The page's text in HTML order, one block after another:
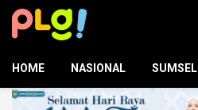
HOME NASIONAL SUMSEL